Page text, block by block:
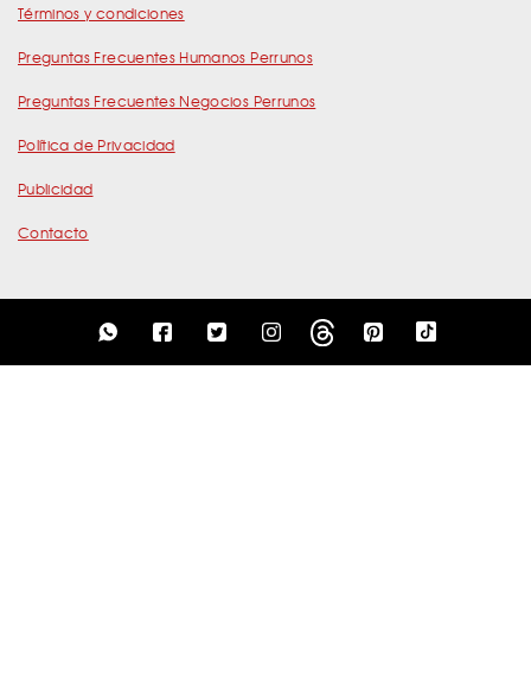
Términos y condiciones
Preguntas Frecuentes Humanos Perrunos
Preguntas Frecuentes Negocios Perrunos
Política de Privacidad
Publicidad
Contacto